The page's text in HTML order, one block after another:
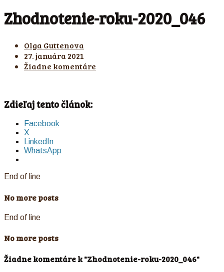
Zhodnotenie-roku-2020_046
Olga Guttenova
27. januára 2021
Žiadne komentáre
Zdieľaj tento článok:
Facebook
X
LinkedIn
WhatsApp
End of line
No more posts
End of line
No more posts
Žiadne komentáre k "Zhodnotenie-roku-2020_046"